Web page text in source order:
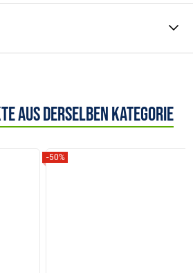
aus derselben Kategorie
-50%